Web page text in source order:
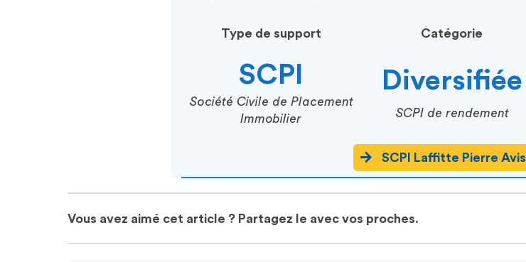
Type de support
SCPI
Société Civile de Placement
Immobilier
Catégorie
Diversifiée
SCPI de rendement
SCPI Laffitte Pierre Avis
Vous avez aimé cet article ? Partagez le avec vos proches.